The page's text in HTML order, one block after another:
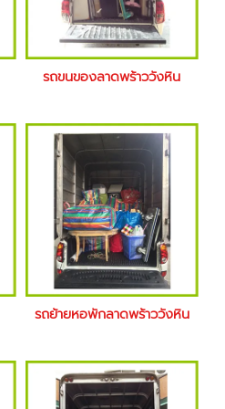
รถขนของลาดพร้าววังหิน
รถย้ายหอพักลาดพร้าววังหิน